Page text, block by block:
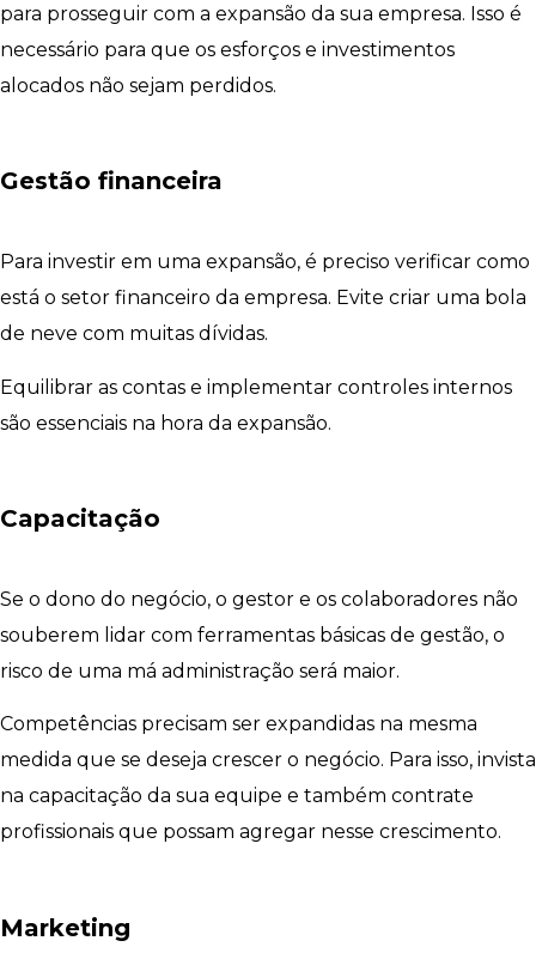
para prosseguir com a expansão da sua empresa. Isso é
necessário para que os esforços e investimentos
alocados não sejam perdidos.
Gestão financeira
Para investir em uma expansão, é preciso verificar como
está o setor financeiro da empresa. Evite criar uma bola
de neve com muitas dívidas.
Equilibrar as contas e implementar controles internos
são essenciais na hora da expansão.
Capacitação
Se o dono do negócio, o gestor e os colaboradores não
souberem lidar com ferramentas básicas de gestão, o
risco de uma má administração será maior.
Competências precisam ser expandidas na mesma
medida que se deseja crescer o negócio. Para isso, invista
na capacitação da sua equipe e também contrate
profissionais que possam agregar nesse crescimento.
Marketing